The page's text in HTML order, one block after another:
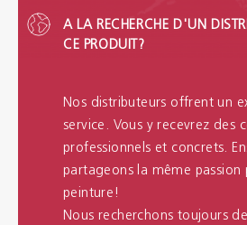
A LA RECHERCHE D'UN
CE PRODUIT?
Nos distributeurs offrent un
service. Vous y recevrez des
professionnels et concrets.
partageons la même passion
peinture!
Nous recherchons toujours